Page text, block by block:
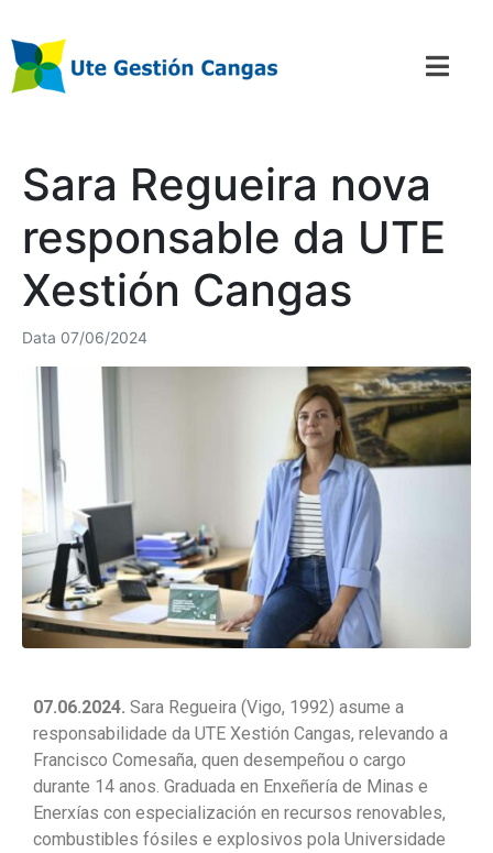
Sara Regueira nova
responsable da UTE
Xestión Cangas
Data 07/06/2024
07.06.2024. Sara Regueira (Vigo, 1992) asume a
responsabilidade da UTE Xestión Cangas, relevando a
Francisco Comesaña, quen desempeñou o cargo
durante 14 anos. Graduada en Enxeñería de Minas e
Enerxías con especialización en recursos renovables,
combustibles fósiles e explosivos pola Universidade